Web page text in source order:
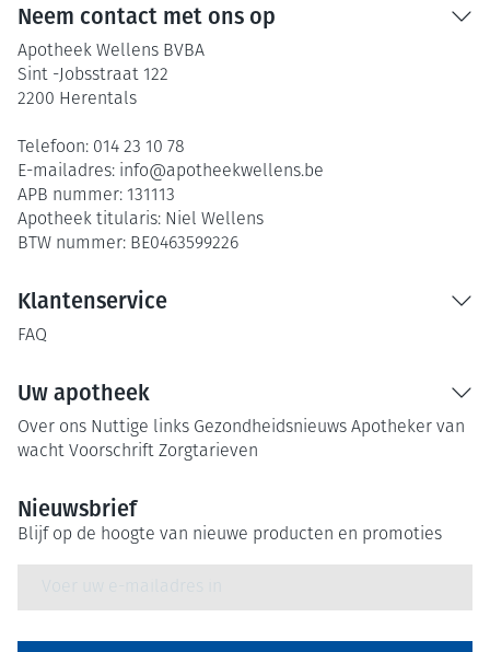
Neem contact met ons op
Apotheek Wellens BVBA
Sint -Jobsstraat 122
2200 Herentals
Telefoon: 014 23 10 78
E-mailadres: info@apotheekwellens.be
APB nummer: 131113
Apotheek titularis: Niel Wellens
BTW nummer: BE0463599226
Klantenservice
FAQ
Uw apotheek
Over ons Nuttige links Gezondheidsnieuws Apotheker van
wacht Voorschrift Zorgtarieven
Nieuwsbrief
Blijf op de hoogte van nieuwe producten en promoties